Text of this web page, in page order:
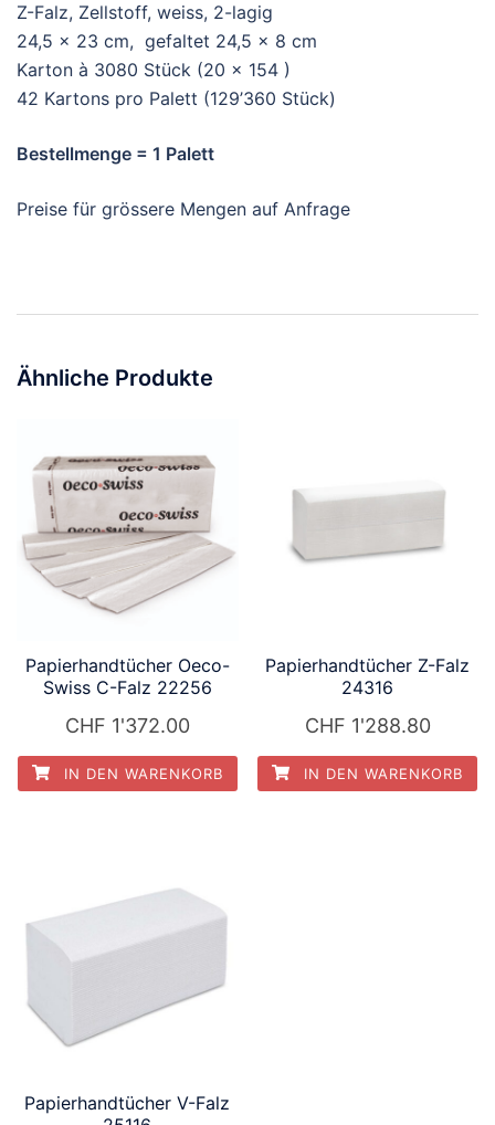
Z-Falz, Zellstoff, weiss, 2-lagig
24,5 x 23 cm, gefaltet 24,5 x 8 cm
Karton à 3080 Stück (20 x 154 )
42 Kartons pro Palett (129’360 Stück)
Bestellmenge = 1 Palett
Preise für grössere Mengen auf Anfrage
Ähnliche Produkte
Papierhandtücher Oeco-
Swiss C-Falz 22256
CHF 1'372.00
IN DEN WARENKORB
Papierhandtücher Z-Falz
24316
CHF 1'288.80
IN DEN WARENKORB
Papierhandtücher V-Falz